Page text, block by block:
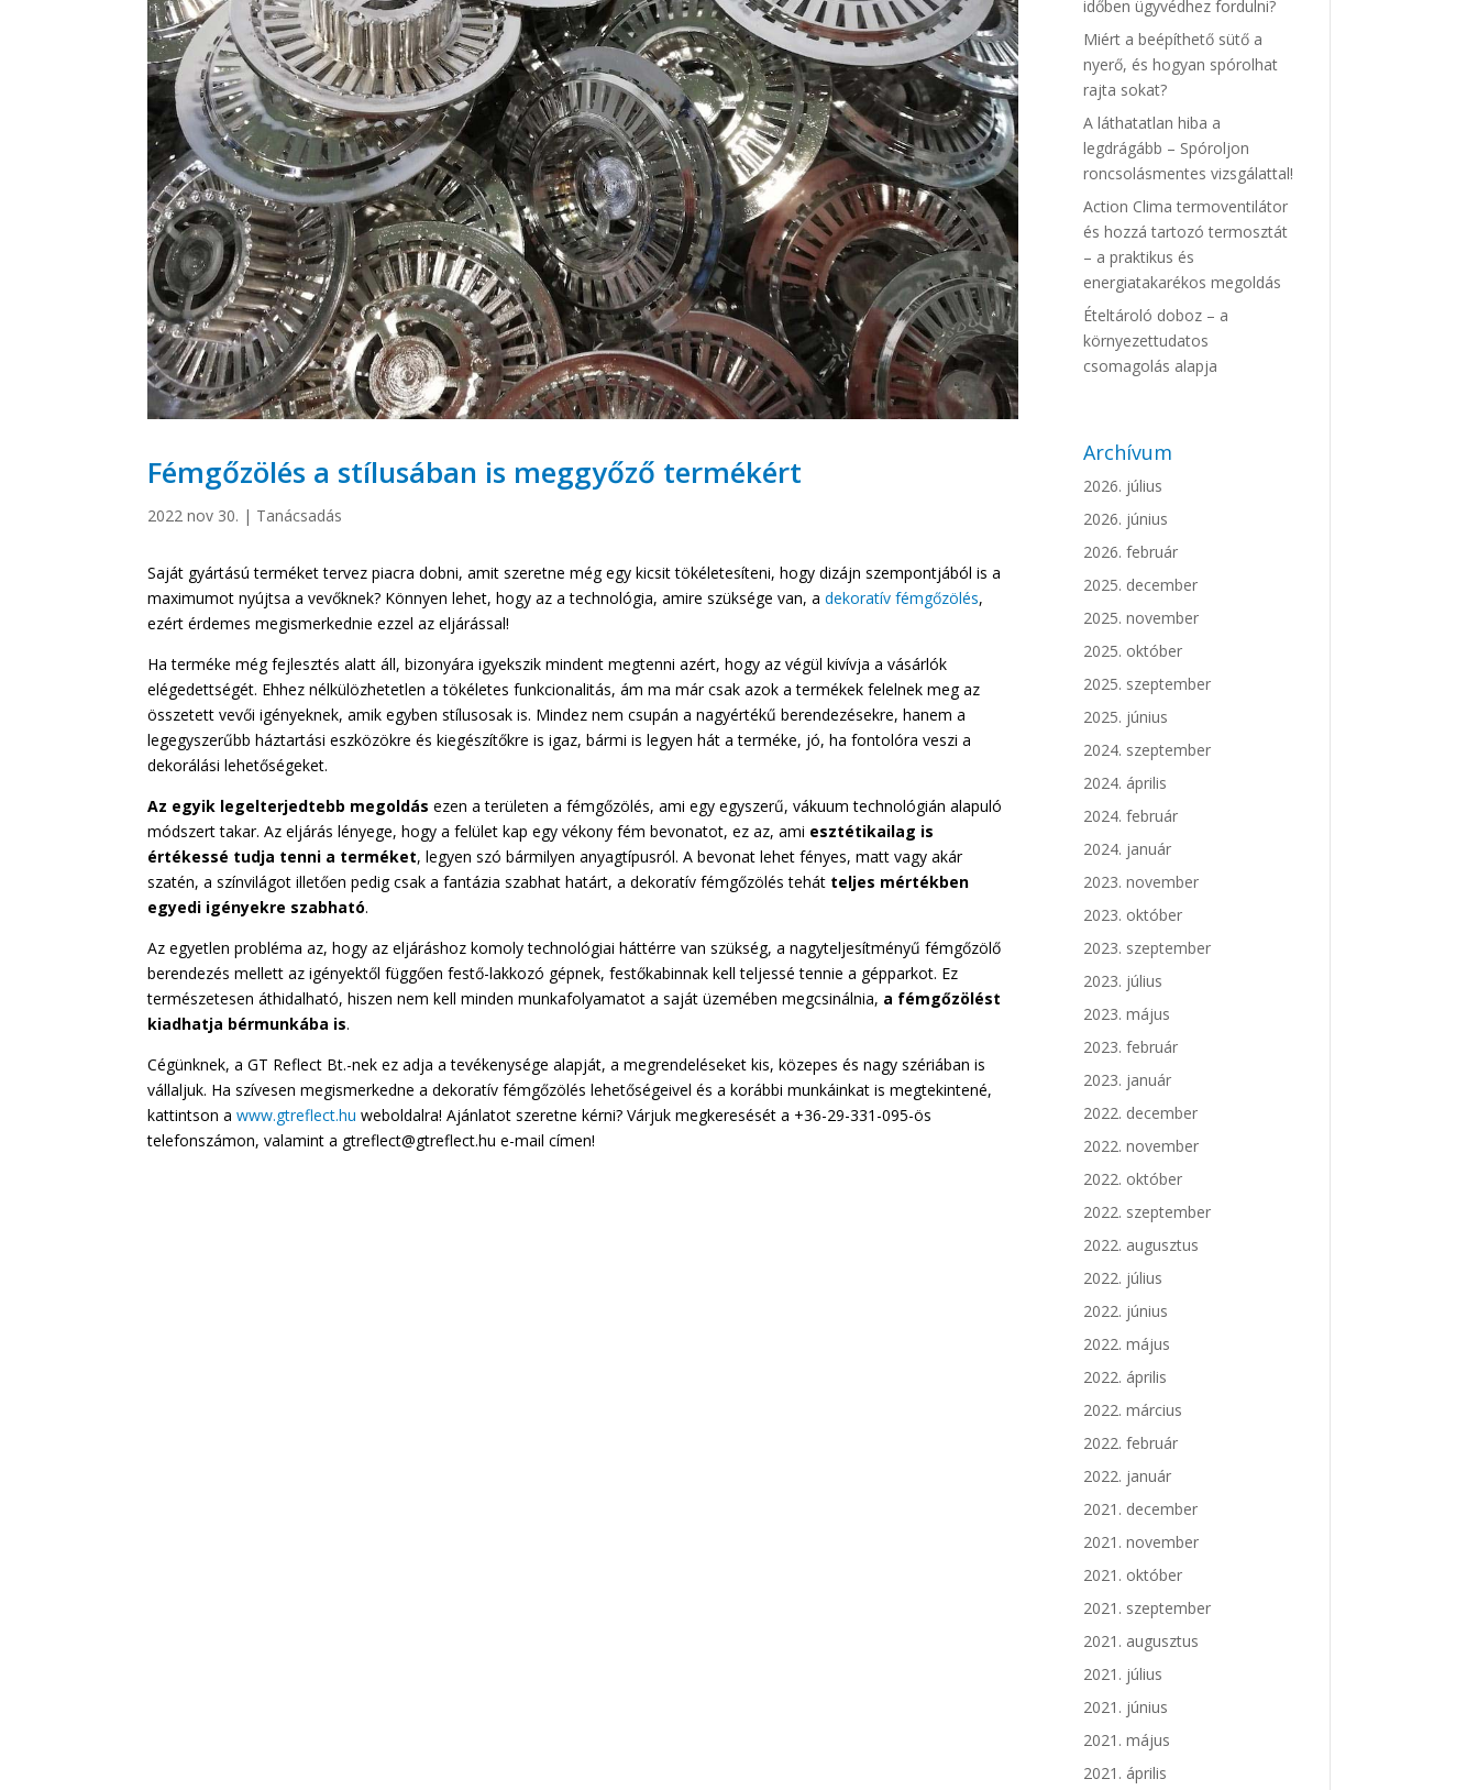
Fémgőzölés a stílusában is meggyőző termékért
2022 nov 30. | Tanácsadás
Saját gyártású terméket tervez piacra dobni, amit szeretne még egy kicsit tökéletesíteni, hogy dizájn szempontjából is a
maximumot nyújtsa a vevőknek? Könnyen lehet, hogy az a technológia, amire szüksége van, adekoratív fémgőzölés,
ezért érdemes megismerkednie ezzel az eljárással!
Ha terméke még fejlesztés alatt áll, bizonyára igyekszik mindent megtenni azért, hogy az végül kivívja a vásárlók
elégedettségét. Ehhez nélkülözhetetlen a tökéletes funkcionalitás, ám ma már csak azok a termékek felelnek meg az
összetett vevői igényeknek, amik egyben stílusosak is. Mindez nem csupán a nagyértékű berendezésekre, hanem a
legegyszerűbb háztartási eszközökre és kiegészítőkre is igaz, bármi is legyen hát a terméke, jó, ha fontolóra veszi a
dekorálási lehetőségeket.
Az egyik legelterjedtebb megoldás ezen a területen a fémgőzölés, ami egy egyszerű, vákuum technológián alapuló
módszert takar. Az eljárás lényege, hogy a felület kap egy vékony fém bevonatot, ez az, ami esztétikailag is
értékessé tudja tenni a terméket, legyen szó bármilyen anyagtípusról. A bevonat lehet fényes, matt vagy akár
szatén, a színvilágot illetően pedig csak a fantázia szabhat határt, a dekoratív fémgőzölés tehát teljes mértékben
egyedi igényekre szabható.
Az egyetlen probléma az, hogy az eljáráshoz komoly technológiai háttérre van szükség, a nagyteljesítményű fémgőzölő
berendezés mellett az igényektől függően festő-lakkozó gépnek, festőkabinnak kell teljessé tennie a gépparkot. Ez
természetesen áthidalható, hiszen nem kell minden munkafolyamatot a saját üzemében megcsinálnia, a fémgőzölést
kiadhatja bérmunkába is.
Cégünknek, a GT Reflect Bt.-nek ez adja a tevékenysége alapját, a megrendeléseket kis, közepes és nagy szériában is
vállaljuk. Ha szívesen megismerkedne a dekoratív fémgőzölés lehetőségeivel és a korábbi munkáinkat is megtekintené,
kattintson awww.gtreflect.hu weboldalra! Ajánlatot szeretne kérni? Várjuk megkeresését a +36-29-331-095-ös
telefonszámon, valamint a gtreflect@gtreflect.hu e-mail címen!
időben ügyvédhez fordulni?
Miért a beépíthető sütő a
nyerő, és hogyan spórolhat
rajta sokat?
A láthatatlan hiba a
legdrágább – Spóroljon
roncsolásmentes vizsgálattal!
Action Clima termoventilátor
és hozzá tartozó termosztát
– a praktikus és
energiatakarékos megoldás
Ételtároló doboz – a
környezettudatos
csomagolás alapja
Archívum
2026. július
2026. június
2026. február
2025. december
2025. november
2025. október
2025. szeptember
2025. június
2024. szeptember
2024. április
2024. február
2024. január
2023. november
2023. október
2023. szeptember
2023. július
2023. május
2023. február
2023. január
2022. december
2022. november
2022. október
2022. szeptember
2022. augusztus
2022. július
2022. június
2022. május
2022. április
2022. március
2022. február
2022. január
2021. december
2021. november
2021. október
2021. szeptember
2021. augusztus
2021. július
2021. június
2021. május
2021. április